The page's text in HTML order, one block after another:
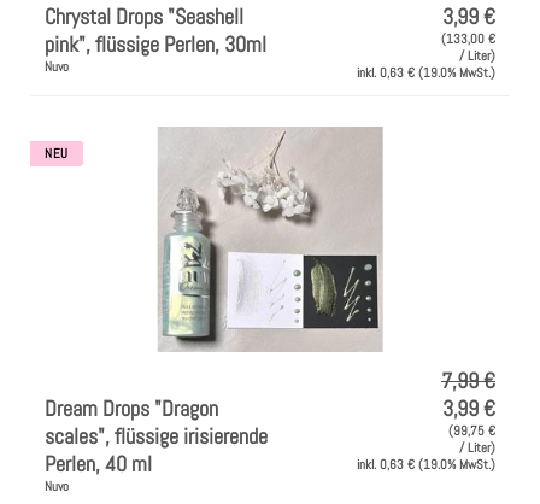
Chrystal Drops "Seashell
pink", flüssige Perlen, 30ml
Nuvo
3,99 €
(133,00 €
/ Liter)
inkl. 0,63 € (19.0% MwSt.)
NEU
7,99 €
Dream Drops "Dragon
scales", flüssige irisierende
Perlen, 40 ml
Nuvo
3,99 €
(99,75 €
/ Liter)
inkl. 0,63 € (19.0% MwSt.)